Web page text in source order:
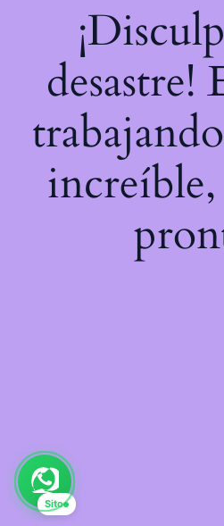
desastre!
increíble,
Sito